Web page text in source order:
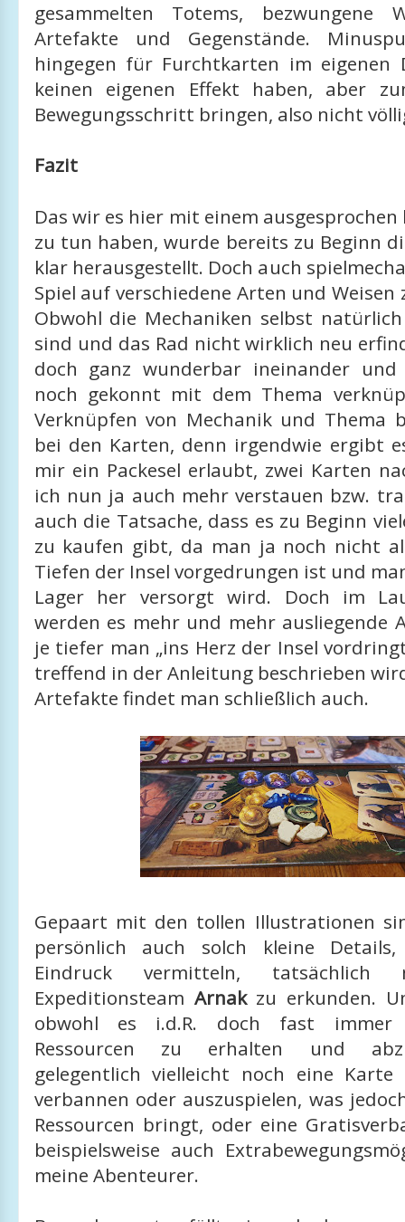
gesammelten Totems, bezwungene
Artefakte und Gegenstände.
hingegen für Furchtkarten im eigenen
keinen eigenen Effekt haben, aber
Bewegungsschritt bringen, also nicht
Fazit
Das wir es hier mit einem ausgesprochen
zu tun haben, wurde bereits zu Beginn
klar herausgestellt. Doch auch
Spiel auf verschiedene Arten und Weisen
Obwohl die Mechaniken selbst
sind und das Rad nicht wirklich neu
doch ganz wunderbar ineinander
noch gekonnt mit dem Thema
Verknüpfen von Mechanik und Thema
bei den Karten, denn irgendwie ergibt
mir ein Packesel erlaubt, zwei Karten
ich nun ja auch mehr verstauen bzw.
auch die Tatsache, dass es zu Beginn
zu kaufen gibt, da man ja noch nicht
Tiefen der Insel vorgedrungen ist und
Lager her versorgt wird. Doch im
werden es mehr und mehr ausliegende
je tiefer man „ins Herz der Insel
treffend in der Anleitung beschrieben
Artefakte findet man schließlich auch.
Gepaart mit den tollen Illustrationen
persönlich auch solch kleine
Eindruck vermitteln, tatsächlich
Expeditionsteam Arnakzu erkunden.
obwohl es i.d.R. doch fast immer
Ressourcen zu erhalten und
gelegentlich vielleicht noch eine
verbannen oder auszuspielen, was
Ressourcen bringt, oder eine
beispielsweise auch
meine Abenteurer.